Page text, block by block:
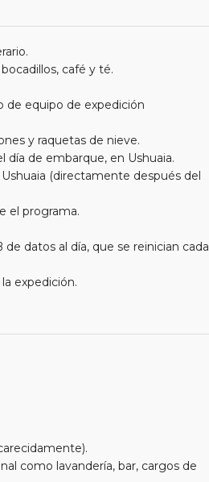
café y té.
de equipo de expedición
y raquetas de nieve.
día de embarque, en Ushuaia.
(directamente después del
el programa.
datos al día, que se reinician cada
expedición.
como lavandería, bar, cargos de